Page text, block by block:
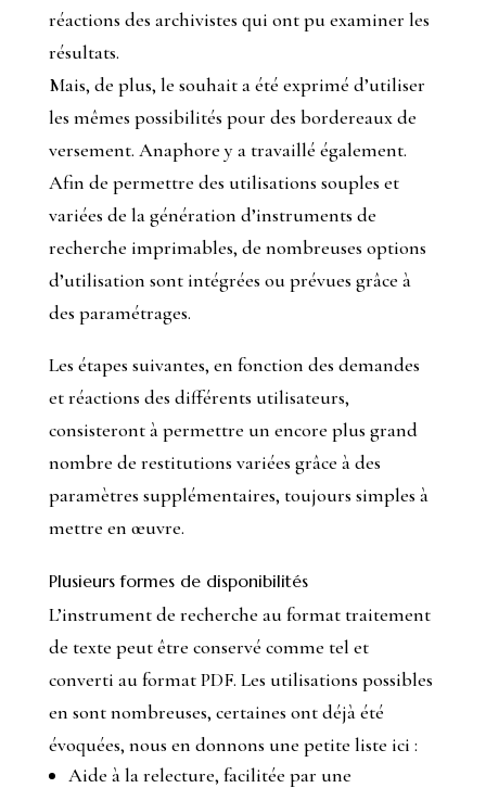
réactions des archivistes qui ont pu examiner les
résultats.
Mais, de plus, le souhait a été exprimé d’utiliser
les mêmes possibilités pour des bordereaux de
versement. Anaphore y a travaillé également.
Afin de permettre des utilisations souples et
variées de la génération d’instruments de
recherche imprimables, de nombreuses options
d’utilisation sont intégrées ou prévues grâce à
des paramétrages.
Les étapes suivantes, en fonction des demandes
et réactions des différents utilisateurs,
consisteront à permettre un encore plus grand
nombre de restitutions variées grâce à des
paramètres supplémentaires, toujours simples à
mettre en œuvre.
Plusieurs formes de disponibilités
L’instrument de recherche au format traitement
de texte peut être conservé comme tel et
converti au format PDF. Les utilisations possibles
en sont nombreuses, certaines ont déjà été
évoquées, nous en donnons une petite liste ici :
Aide à la relecture, facilitée par une